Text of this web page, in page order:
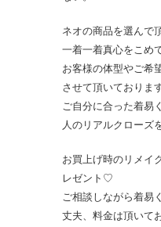
ネオの商品を選んで
一着一着真心をこめ
お客様の体型やご希
させて頂いております
ご自分に合った着易
人のリアルクローズ
お買上げ時のリメイ
レゼント♡
ご相談しながら着易
丈夫、料金は頂いて